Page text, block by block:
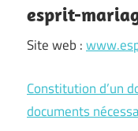
esprit-
Site web :
Constitution d’un
documents